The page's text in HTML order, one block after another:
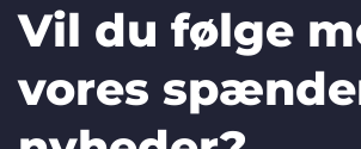
Vil du følge
vores